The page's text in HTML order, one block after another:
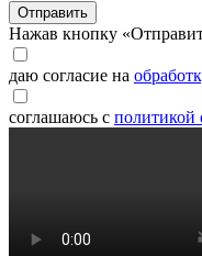
Отправить
Нажав кнопку
даю согласие на
соглашаюсь с политикой